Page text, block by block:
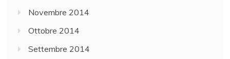
Novembre 2014
Ottobre 2014
Settembre 2014